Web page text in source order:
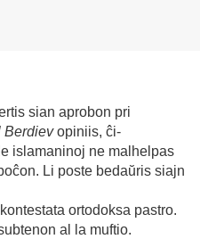
sian aprobon pri
Berdievopiniis, ĉi-
islamaninoj ne malhelpas
Li poste bedaŭris siajn
ortodoksa pastro.
al la muftio.